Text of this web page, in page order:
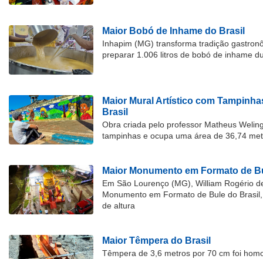
Maior Bobó de Inhame do Brasil
Inhapim (MG) transforma tradição
preparar 1.006 litros de bobó de inhame
Maior Mural Artístico com
Brasil
Obra criada pelo professor Matheus
tampinhas e ocupa uma área de 36,74
Maior Monumento em Formato de
Em São Lourenço (MG), William Rogério
Monumento em Formato de Bule do
de altura
Maior Têmpera do Brasil
Têmpera de 3,6 metros por 70 cm foi